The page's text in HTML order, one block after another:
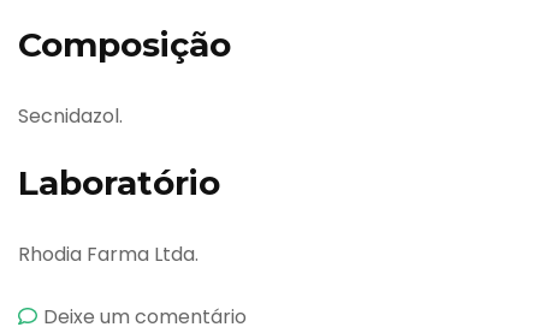
Composição
Secnidazol.
Laboratório
Rhodia Farma Ltda.
Deixe um comentário